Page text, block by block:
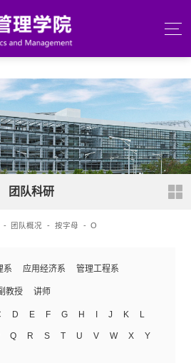
国区)-唯一官方网站
团队科研
- 团队概况 - 按字母 - O
系 应用经济系 管理工程系
教授 讲师
D E F G H I J K L
Q R S T U V W X Y